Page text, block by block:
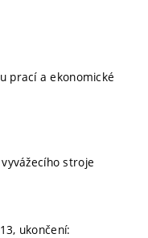
prací a ekonomické
stroje
ukončení: